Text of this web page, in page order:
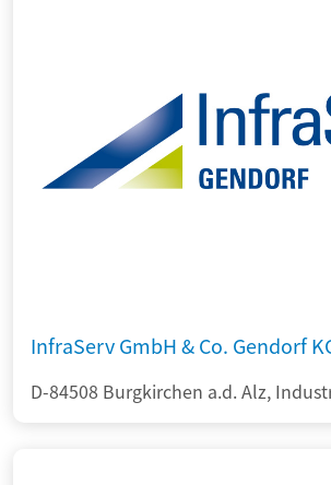
InfraServ GmbH & Co. Gendorf
D-84508 Burgkirchen a.d. Alz,